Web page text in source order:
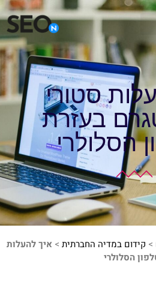
סטורי
בעזרת
הסלולרי
> קידום במדיה החברתית > איך להעלות
הסלולרי